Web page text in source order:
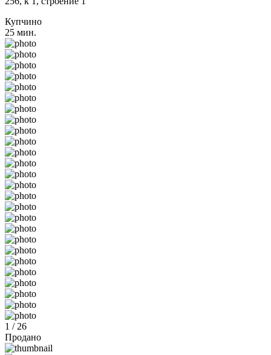
Купчино
25 мин.
1 / 26
Продано